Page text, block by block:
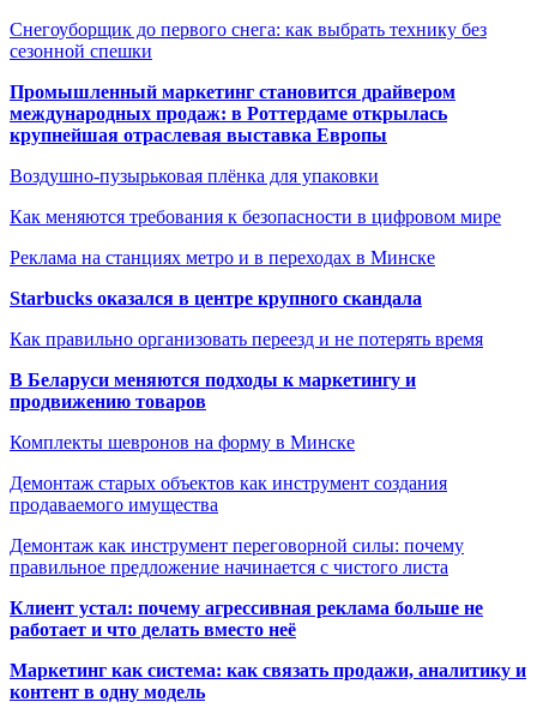
Снегоуборщик до первого снега: как выбрать технику без
сезонной спешки
Промышленный маркетинг становится драйвером
международных продаж: в Роттердаме открылась
крупнейшая отраслевая выставка Европы
Воздушно-пузырьковая плёнка для упаковки
Как меняются требования к безопасности в цифровом мире
Реклама на станциях метро и в переходах в Минске
Starbucks оказался в центре крупного скандала
Как правильно организовать переезд и не потерять время
В Беларуси меняются подходы к маркетингу и
продвижению товаров
Комплекты шевронов на форму в Минске
Демонтаж старых объектов как инструмент создания
продаваемого имущества
Демонтаж как инструмент переговорной силы: почему
правильное предложение начинается с чистого листа
Клиент устал: почему агрессивная реклама больше не
работает и что делать вместо неё
Маркетинг как система: как связать продажи, аналитику и
контент в одну модель